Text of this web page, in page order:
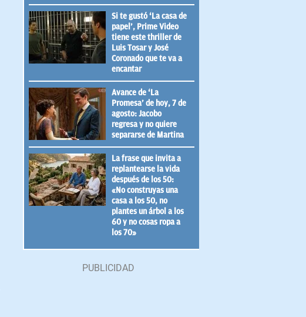
Si te gustó ‘La casa de
papel’, Prime Video
tiene este thriller de
Luis Tosar y José
Coronado que te va a
encantar
Avance de ‘La
Promesa’ de hoy, 7 de
agosto: Jacobo
regresa y no quiere
separarse de Martina
La frase que invita a
replantearse la vida
después de los 50:
«No construyas una
casa a los 50, no
plantes un árbol a los
60 y no cosas ropa a
los 70»